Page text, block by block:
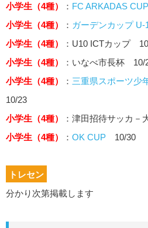
小学生（4種）
： FC ARKADAS
小学生（4種）
： ガーデンカップ
小学生（4種）
：U10 ICTカップ
小学生（4種）
：いなべ市長杯 10/
小学生（4種）
： 三重県スポーツ少
10/23
小学生（4種）
：津田招待サッカ
小学生（4種）
： OK CUP 10/30
トレセン
分かり次第掲載します